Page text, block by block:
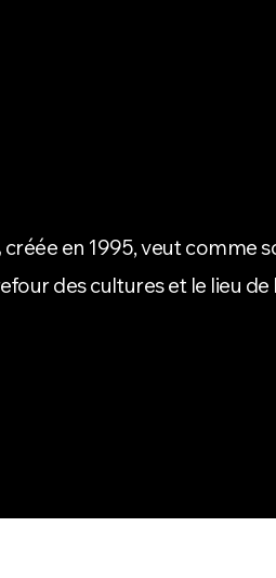
créée en 1995, veut comme
des cultures et le lieu